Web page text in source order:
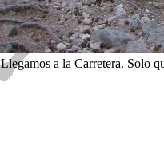
Llegamos a la Carretera. Solo